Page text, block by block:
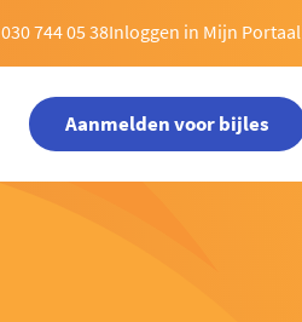
030 744 05 38Inloggen in Mijn Portaal
Aanmelden voor bijles